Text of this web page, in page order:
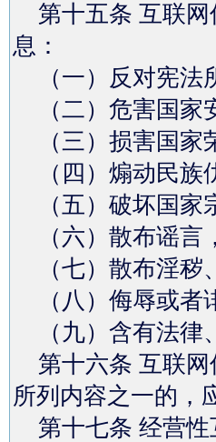
第十五条 互联网
息：
（一）反对宪法
（二）危害国家
（三）损害国家
（四）煽动民族
（五）破坏国家
（六）散布谣言
（七）散布淫秽
（八）侮辱或者
（九）含有法律
第十六条 互联网
所列内容之一的，
第十七条 经营性